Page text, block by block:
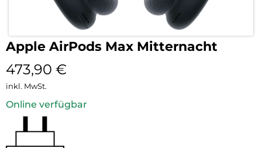
Apple AirPods Max Mitternacht
473,90 €
inkl. MwSt.
Online verfügbar